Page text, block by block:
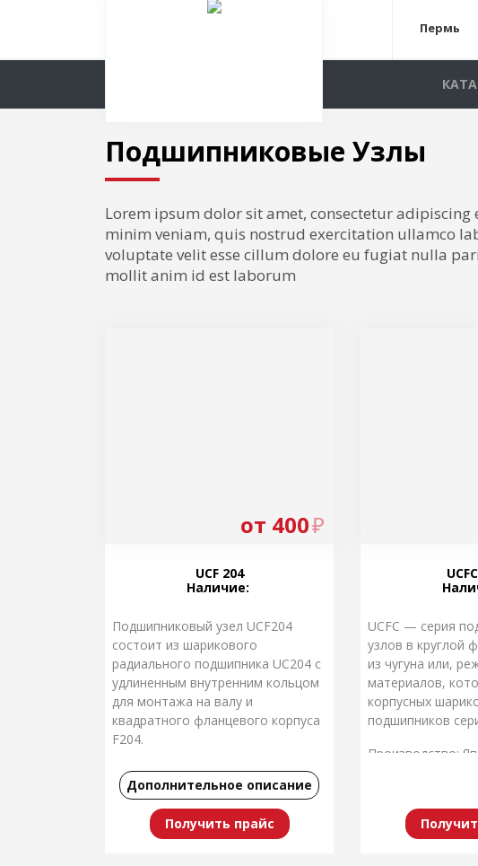
Пермь
Подшипниковые Узлы
Lorem ipsum dolor sit amet, consectetur
minim veniam, quis nostrud exercitation ullamco
voluptate velit esse cillum dolore eu fugiat nulla
mollit anim id est laborum
от 400₽
UCF 204
Наличие:
Подшипниковый узел UCF204
состоит из шарикового
радиального подшипника UС204 с
удлиненным внутренним кольцом
для монтажа на валу и
квадратного фланцевого корпуса
F204.
Производство: Япония
Дополнительное описание
Получить прайс
UCFC — серия
узлов в круглой
из чугуна или,
материалов,
корпусных
подшипников
Производство: